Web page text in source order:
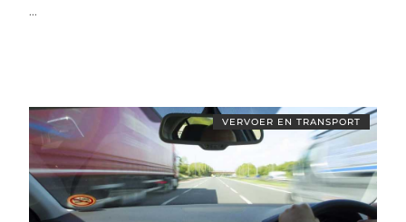
...
VERVOER EN TRANSPORT